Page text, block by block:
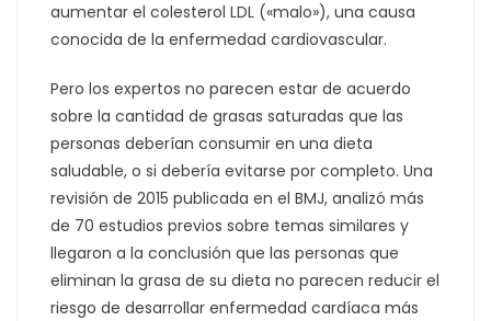
aumentar el colesterol LDL («malo»), una causa
conocida de la enfermedad cardiovascular.
Pero los expertos no parecen estar de acuerdo
sobre la cantidad de grasas saturadas que las
personas deberían consumir en una dieta
saludable, o si debería evitarse por completo. Una
revisión de 2015 publicada en el BMJ, analizó más
de 70 estudios previos sobre temas similares y
llegaron a la conclusión que las personas que
eliminan la grasa de su dieta no parecen reducir el
riesgo de desarrollar enfermedad cardíaca más